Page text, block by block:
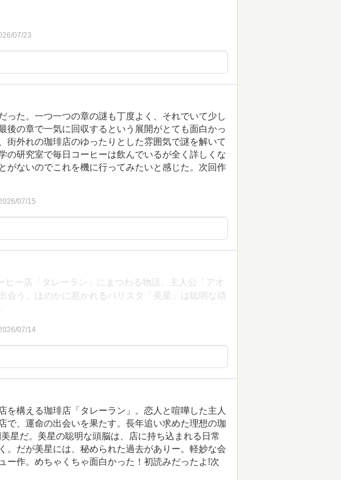
07/23
った。一つ一つの章の謎も丁度よく、それでいて少し
後の章で一気に回収するという展開がとても面白かっ
街外れの珈琲店のゆったりとした雰囲気で謎を解いて
の研究室で毎日コーヒーは飲んでいるが全く詳しくな
がないのでこれを機に行ってみたいと感じた。次回作
07/15
ヒー店「タレーラン」にまつわる物語。主人公「アオ
会う。ほのかに惹かれるバリスタ「美星」は聡明な頭
07/14
を構える珈琲店「タレーラン」。恋人と喧嘩した主人
で、運命の出会いを果たす。長年追い求めた理想の珈
星だ。美星の聡明な頭脳は、店に持ち込まれる日常
。だが美星には、秘められた過去がありー。軽妙な会
ー作。めちゃくちゃ面白かった！初読みだったよ!次